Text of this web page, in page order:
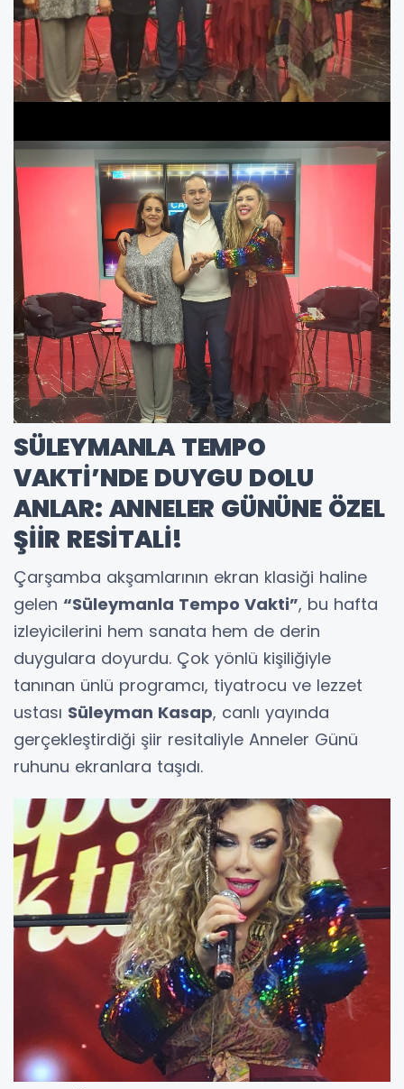
SÜLEYMANLA TEMPO
VAKTİ’NDE DUYGU DOLU
ANLAR: ANNELER GÜNÜNE ÖZEL
ŞİİR RESİTALİ!
Çarşamba akşamlarının ekran klasiği haline
gelen “Süleymanla Tempo Vakti”, bu hafta
izleyicilerini hem sanata hem de derin
duygulara doyurdu. Çok yönlü kişiliğiyle
tanınan ünlü programcı, tiyatrocu ve lezzet
ustası Süleyman Kasap, canlı yayında
gerçekleştirdiği şiir resitaliyle Anneler Günü
ruhunu ekranlara taşıdı.